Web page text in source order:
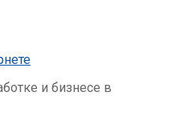
и бизнесе в